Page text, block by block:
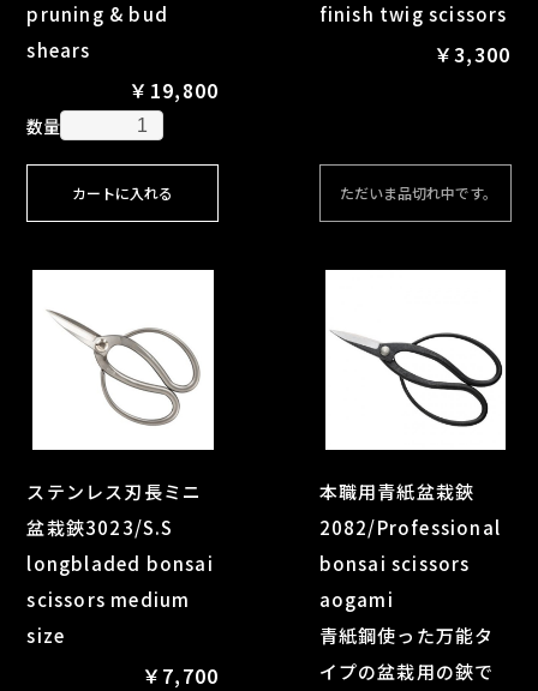
pruning & bud
shears
￥19,800
数量
カートに入れる
finish twig scissors
￥3,300
ただいま品切れ中です。
ステンレス刃長ミニ
盆栽鋏3023/S.S
longbladed bonsai
scissors medium
size
￥7,700
本職用青紙盆栽鋏
2082/Professional
bonsai scissors
aogami
青紙鋼使った万能タ
イプの盆栽用の鋏で